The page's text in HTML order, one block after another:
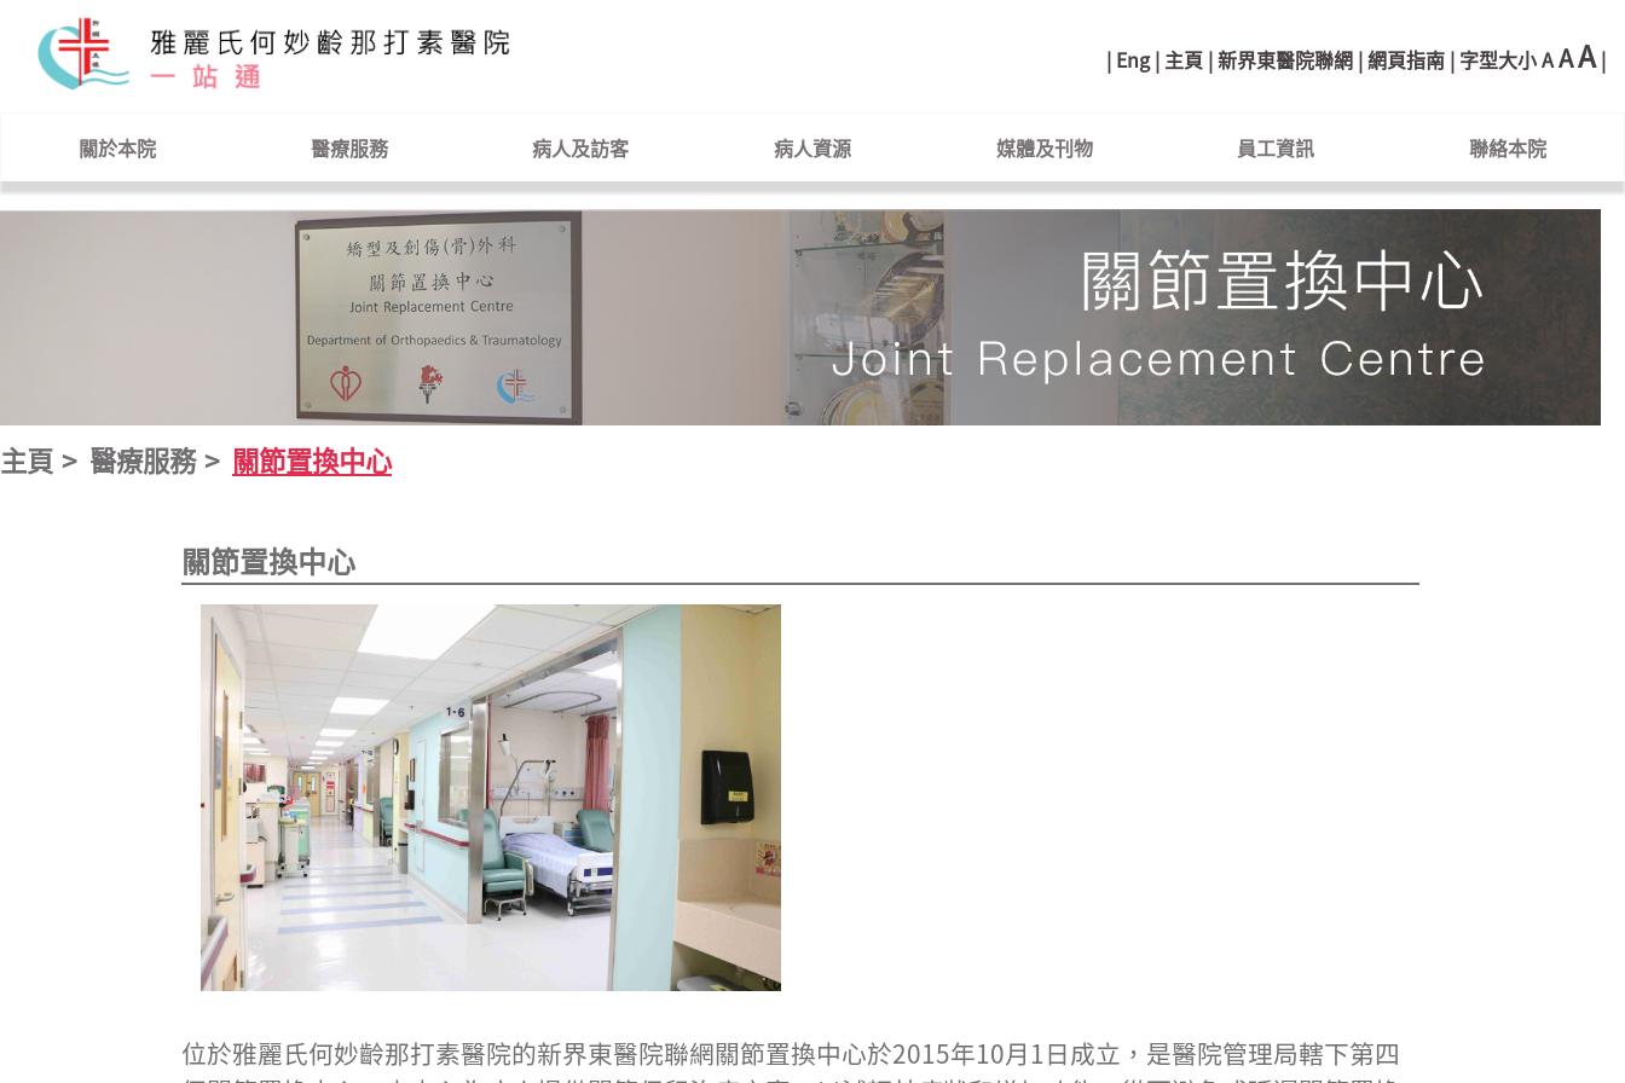
跳到主要內容
Eng 主頁 新界東醫院聯網 網頁指南 字型大小AAA
關於本院 醫療服務 病人及訪客 病人資源 媒體及刊物 員工資訊 聯絡本院
主頁 醫療服務 關節置換中心
關節置換中心
位於雅麗氏何妙齡那打素醫院的新界東醫院聯網關節置換中心於2015年10月1日成立，是醫院管理局轄下第四